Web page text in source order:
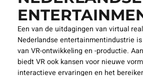
KANSEN VAN
REALITY
NEDERLANDSE